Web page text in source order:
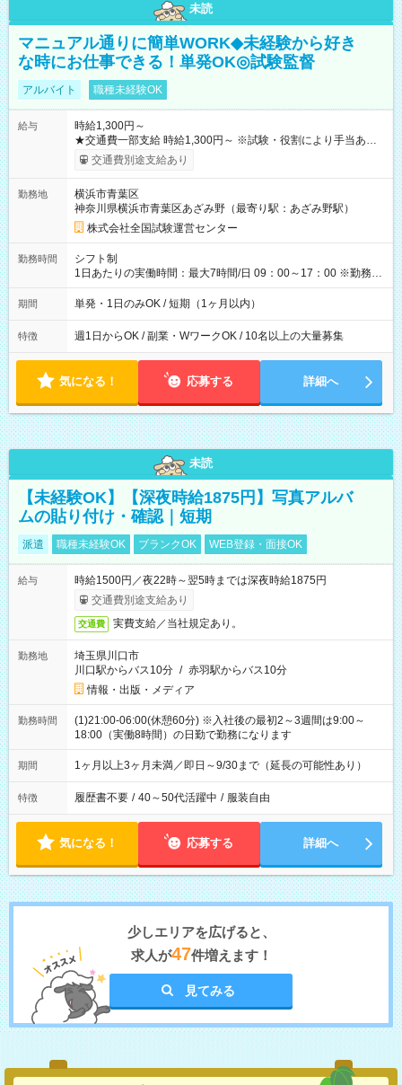
未読
マニュアル通りに簡単WORK◆未経験から好き
な時にお仕事できる！単発OK◎試験監督
アルバイト 職種未経験OK
給与
時給1,300円～
★交通費一部支給 時給1,300円～ ※試験・役割により手当あり
※勤務回数により昇給あり 【即給（前払い）オプションあ
り！】 希望される場合、勤務から1週間ほどで給与の一部を受け
例】 ・河合塾模擬試験 8:30～17:30（休憩1時間） 時給1,300円
×8時間＝日収10,400円＋交通費 ※当日の役割により時給＋100
円の場合あり ・国家試験 7:00～13:30（休憩なし） 時給1,300
円（役割手当＋100円）×6時間＝日収8,400円＋交通費 【試用期
間】試用期間なし
交通費別途支給あり
勤務地
横浜市青葉区
神奈川県横浜市青葉区あざみ野（最寄り駅：あざみ野駅）
株式会社全国試験運営センター
勤務時間
シフト制
1日あたりの実働時間：最大7時間/日 09：00～17：00 ※勤務時
間は 試験により異なります。
期間 単発・1日のみOK / 短期（1ヶ月以内）
特徴 週1日からOK / 副業・WワークOK / 10名以上の大量募集
気になる！ 応募する 詳細へ
未読
【未経験OK】【深夜時給1875円】写真アルバ
ムの貼り付け・確認｜短期
派遣 職種未経験OK ブランクOK WEB登録・面接OK
給与
時給1500円／夜22時～翌5時までは深夜時給1875円
交通費別途支給あり
交通費 実費支給／当社規定あり。
勤務地
埼玉県川口市
川口駅からバス10分 / 赤羽駅からバス10分
情報・出版・メディア
勤務時間
(1)21:00-06:00(休憩60分) ※入社後の最初2～3週間は9:00～
18:00（実働8時間）の日勤で勤務になります
期間 1ヶ月以上3ヶ月未満／即日～9/30まで（延長の可能性あり）
特徴 履歴書不要 / 40～50代活躍中 / 服装自由
気になる！ 応募する 詳細へ
少しエリアを広げると、
求人が47件増えます！
見てみる